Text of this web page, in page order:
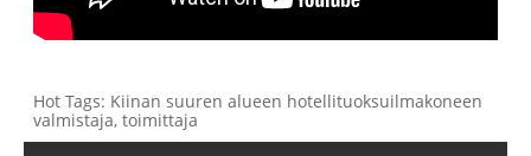
Hot Tags: Kiinan suuren alueen hotellituoksuilmakoneen
valmistaja, toimittaja